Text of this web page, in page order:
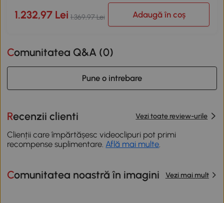
1.232,97 Lei 1.369,97 Lei Adaugă în coș
Comunitatea Q&A (0)
Pune o intrebare
Recenzii clienti Vezi toate review-urile
Clienții care împărtășesc videoclipuri pot primi
recompense suplimentare. Află mai multe.
Comunitatea noastră în imagini Vezi mai mult